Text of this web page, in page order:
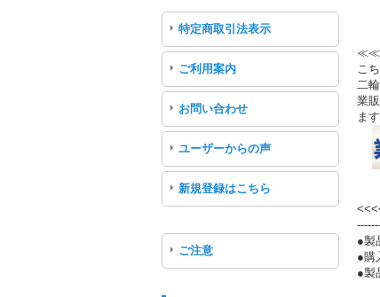
特定商取引法表示
ご利用案内
お問い合わせ
ユーザーからの声
新規登録はこちら
ご注意
≪≪
こ
二
業
ま
●製
●購
●製